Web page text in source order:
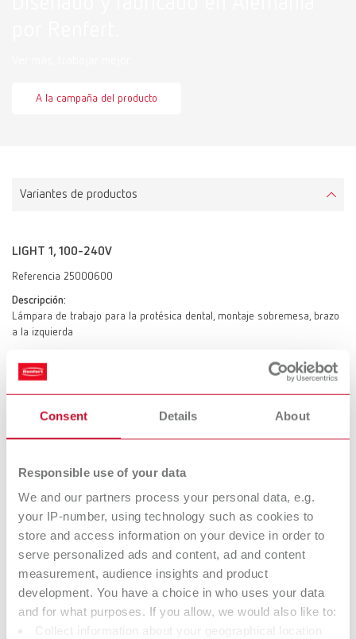
Consent Details About
Responsible use of your data
We and our partners process your personal data, e.g.
your IP-number, using technology such as cookies to
store and access information on your device in order to
serve personalized ads and content, ad and content
measurement, audience insights and product
development. You have a choice in who uses your data
and for what purposes. If you allow, we would also like to:
Collect information about your geographical location
A la campaña del producto
Variantes de productos
LIGHT 1, 100-240V
Referencia 25000600
Descripción:
Lámpara de trabajo para la protésica dental, montaje sobremesa, brazo
a la izquierda
LIGHT 1, 100-240V US/JP
Referencia 25001600
a la izquierda
LIGHT 1, 100-240V US/JP
Referencia 25001700
Descripción:
Lámpara de trabajo para la protésica dental, montaje en pared